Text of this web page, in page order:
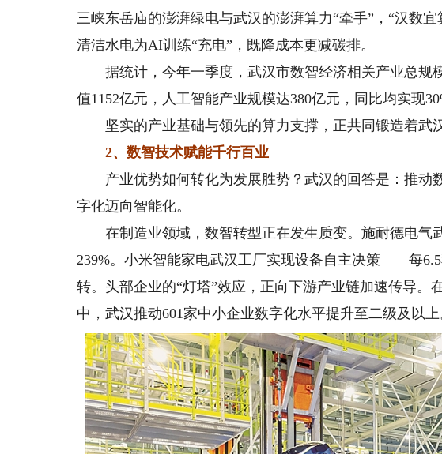
三峡东岳庙的澎湃绿电与武汉的澎湃算力“牵手”，“汉数
清洁水电为AI训练“充电”，既降成本更减碳排。
据统计，今年一季度，武汉市数智经济相关产业总规
值1152亿元，人工智能产业规模达380亿元，同比均实现
坚实的产业基础与领先的算力支撑，正共同锻造着武汉
2、数智技术赋能千行百业
产业优势如何转化为发展胜势？武汉的回答是：推动
字化迈向智能化。
在制造业领域，数智转型正在发生质变。施耐德电气
239%。小米智能家电武汉工厂实现设备自主决策——每
转。头部企业的“灯塔”效应，正向下游产业链加速传导。
中，武汉推动601家中小企业数字化水平提升至二级及以上